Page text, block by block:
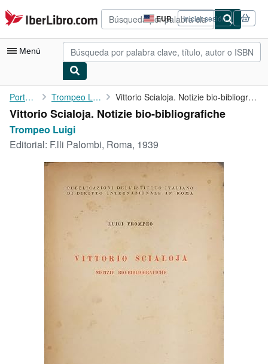
Pasar al contenido principal
IberLibro.com EUR
Preferencias
de
compra
del
Iniciar sesión
Menú
Mi cuenta
Consultar mis pedidos
Búsqueda avanzada
Arte y coleccionismo
Portada Trompeo Luigi Vittorio Scialoja. Notizie bio-bibliografiche
Vittorio Scialoja. Notizie bio-bibliografiche
Trompeo Luigi
Editorial: F.lli Palombi, Roma, 1939